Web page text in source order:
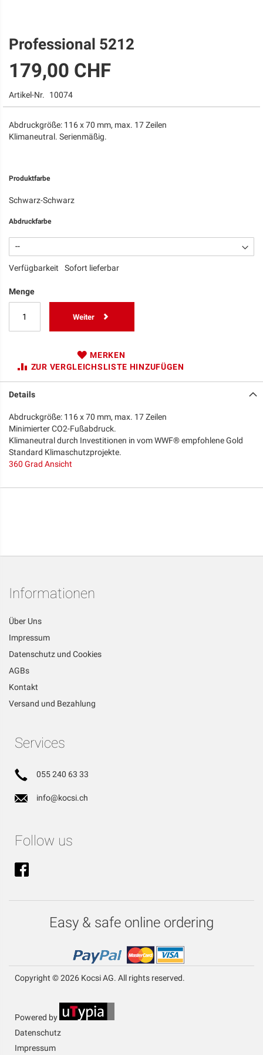
Zum
Anfang
der
Bildgalerie
Professional 5212
179,00 CHF
Artikel-Nr. 10074
Abdruckgröße: 116 x 70 mm, max. 17 Zeilen
Klimaneutral. Serienmäßig.
Produktfarbe
Schwarz-Schwarz
Abdruckfarbe
Verfügbarkeit Sofort lieferbar
Menge
Weiter
MERKEN
ZUR VERGLEICHSLISTE HINZUFÜGEN
Details
Abdruckgröße: 116 x 70 mm, max. 17 Zeilen
Minimierter CO2-Fußabdruck.
Klimaneutral durch Investitionen in vom WWF® empfohlene Gold
Standard Klimaschutzprojekte.
360 Grad Ansicht
Informationen
Über Uns
Impressum
Datenschutz und Cookies
AGBs
Kontakt
Versand und Bezahlung
Services
055 240 63 33
info@kocsi.ch
Follow us
Easy & safe online ordering
Copyright © 2026 Kocsi AG. All rights reserved.
Powered by
Datenschutz
Impressum